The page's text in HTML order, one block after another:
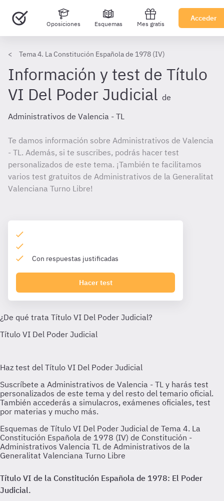
Oposiciones Esquemas Mes gratis
Acceder
Tema 4. La Constitución Española de 1978 (IV)
Información y test de Título
VI Del Poder Judicial de
Administrativos de Valencia - TL
Te damos información sobre Administrativos de Valencia
- TL. Además, si te suscribes, podrás hacer test
personalizados de este tema. ¡También te facilitamos
varios test gratuitos de Administrativos de la Generalitat
Valenciana Turno Libre!
Con respuestas justificadas
Hacer test
Esquemas de Título VI Del Poder Judicial de Tema 4. La
Constitución Española de 1978 (IV) de Constitución -
Administrativos Valencia TL de Administrativos de la
Generalitat Valenciana Turno Libre
Título VI de la Constitución Española de 1978: El Poder
Judicial.